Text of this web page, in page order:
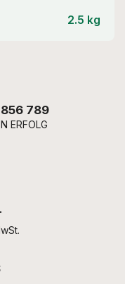
789
ERFOLG
2.5 kg